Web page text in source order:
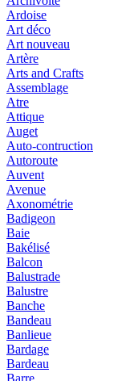
Ardoise
Art déco
Art nouveau
Artère
Arts and Crafts
Assemblage
Atre
Attique
Auget
Auto-contruction
Autoroute
Auvent
Avenue
Axonométrie
Badigeon
Baie
Bakélisé
Balcon
Balustrade
Balustre
Banche
Bandeau
Banlieue
Bardage
Bardeau